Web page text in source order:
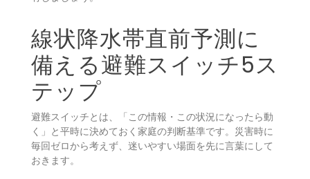
る道路です。洪水浸水想定、土砂災害警戒区域、避難経
路上のアンダーパスや川沿い道路を見て、自宅内で安全
を確保できるのか、立退き避難が必要なのかを家族で共
有しましょう。
線状降水帯直前予測に
備える避難スイッチ5ス
テップ